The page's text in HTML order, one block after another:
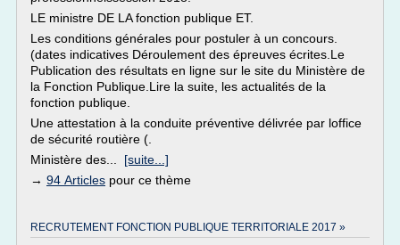
LE ministre DE LA fonction publique ET.
Les conditions générales pour postuler à un concours.
(dates indicatives Déroulement des épreuves écrites.Le
Publication des résultats en ligne sur le site du Ministère de
la Fonction Publique.Lire la suite, les actualités de la
fonction publique.
Une attestation à la conduite préventive délivrée par loffice
de sécurité routière (.
Ministère des... [suite...]
→ 94 Articles pour ce thème
RECRUTEMENT FONCTION PUBLIQUE TERRITORIALE 2017 »